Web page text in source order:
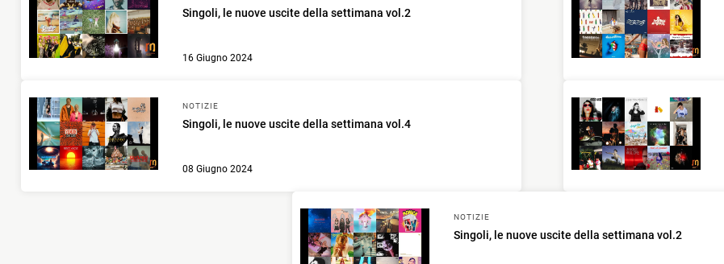
Singoli, le nuove uscite della settimana vol.2
16 Giugno 2024
NOTIZIE
Singoli, le nuove uscite della settimana vol.4
08 Giugno 2024
NOTIZIE
Singoli, le nuove uscite della settimana vol.2